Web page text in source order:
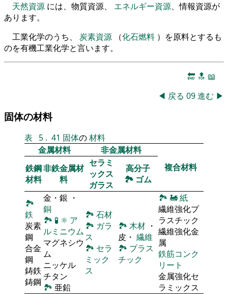
天然資源 には、物質資源、 エネルギー資源、情報資源が
あります。
工業化学のうち、 炭素資源 （化石燃料 ）を原料とするも
のを有機工業化学と言います。
🔚 🔝 📖
◀ 戻る 09進む ▶
固体の材料
表 5 . 41 固体の材料
金属材料
非金属材料
複合材料
鉄鋼
材料
非鉄金属材
料
セラミ
ックス
ガラス
高分子
🏞 ゴム
🏞
鉄
炭素
鋼
合金
鋼
鋳鉄
鋳鋼
金・銀 ・
銅
🏞 🧪 ⚛ ア
ルミニウム
マグネシウ
ム
ニッケル
チタン
🏞 亜鉛
🏞 石材
🏞 ガラ
ス
🏞 セラ
ミック
ス
🏞 木材 ・
皮・ 繊維
🏞 プラス
チック
🏞 🚂紙
繊維強化プ
ラスチック
繊維強化金
属
鉄筋コンク
リート
金属強化セ
ラミックス